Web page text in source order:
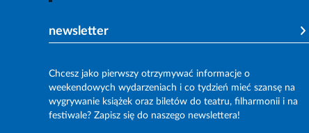
newsletter
Chcesz jako pierwszy otrzymywać informacje o
weekendowych wydarzeniach i co tydzień mieć szansę na
wygrywanie książek oraz biletów do teatru, filharmonii i na
festiwale? Zapisz się do naszego newslettera!